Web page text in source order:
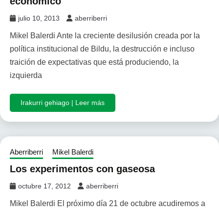
julio 10, 2013 aberriberri
Mikel Balerdi Ante la creciente desilusión creada por la
política institucional de Bildu, la destrucción e incluso
traición de expectativas que está produciendo, la
izquierda
Irakurri gehiago | Leer más
Aberriberri Mikel Balerdi
Los experimentos con gaseosa
octubre 17, 2012 aberriberri
Mikel Balerdi El próximo día 21 de octubre acudiremos a